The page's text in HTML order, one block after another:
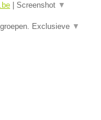
Screenshot ▼
Exclusieve ▼